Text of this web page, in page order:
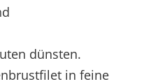
dünsten.
in feine